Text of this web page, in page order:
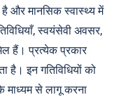
और मानसिक स्वास्थ्य में
स्वयंसेवी अवसर,
हैं। प्रत्येक प्रकार
है। इन गतिविधियों को
माध्यम से लागू करना